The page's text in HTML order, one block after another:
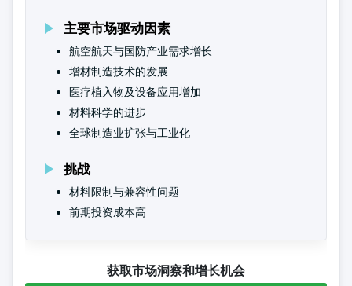
主要市场驱动因素
航空航天与国防产业需求增长
增材制造技术的发展
医疗植入物及设备应用增加
材料科学的进步
全球制造业扩张与工业化
挑战
材料限制与兼容性问题
前期投资成本高
获取市场洞察和增长机会